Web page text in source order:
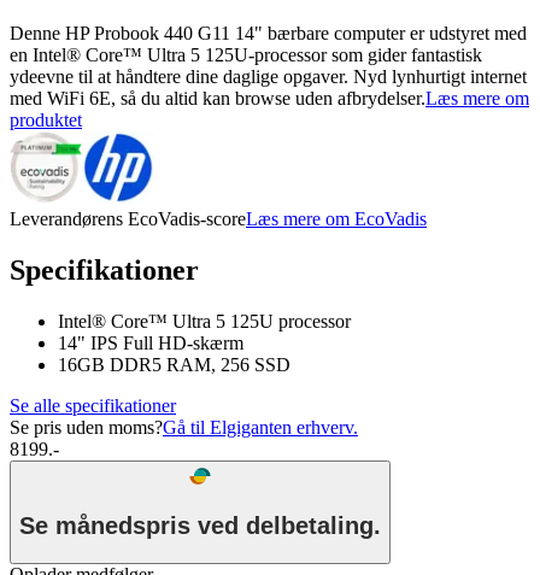
Denne HP Probook 440 G11 14" bærbare computer er udstyret med
en Intel® Core™ Ultra 5 125U-processor som gider fantastisk
ydeevne til at håndtere dine daglige opgaver. Nyd lynhurtigt internet
med WiFi 6E, så du altid kan browse uden afbrydelser.Læs mere om
produktet
Leverandørens EcoVadis-scoreLæs mere om EcoVadis
Specifikationer
Intel® Core™ Ultra 5 125U processor
14" IPS Full HD-skærm
16GB DDR5 RAM, 256 SSD
Se alle specifikationer
Se pris uden moms?Gå til Elgiganten erhverv.
8199.-
Se månedspris ved delbetaling.